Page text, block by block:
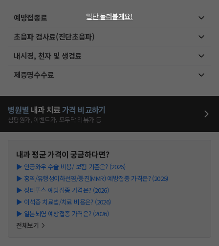
예방접종료
초음파 검사료(진단초음파)
내시경, 천자 및 생검료
제증명수수료
병원별 내과 치료가격 비교하기
심평원가, 이벤트가, 모두닥 리뷰가 등
내과평균 가격이 궁금하다면?
▶ 인공와우 수술 비용/ 보험 기준은? (2026)
▶ 홍역/유행성이하선염/풍진(MMR) 예방접종 가격은? (2026)
▶ 장티푸스 예방접종 가격은? (2026)
▶ 이석증 치료법/치료 비용은? (2026)
▶ 일본뇌염 예방접종 가격은? (2026)
전체보기
일단 둘러볼게요!